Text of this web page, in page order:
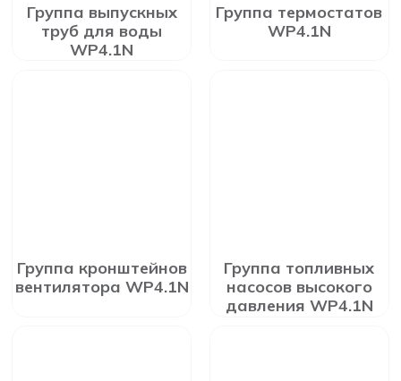
Группа выпускных
труб для воды
WP4.1N
Группа термостатов
WP4.1N
Группа кронштейнов
вентилятора WP4.1N
Группа топливных
насосов высокого
давления WP4.1N